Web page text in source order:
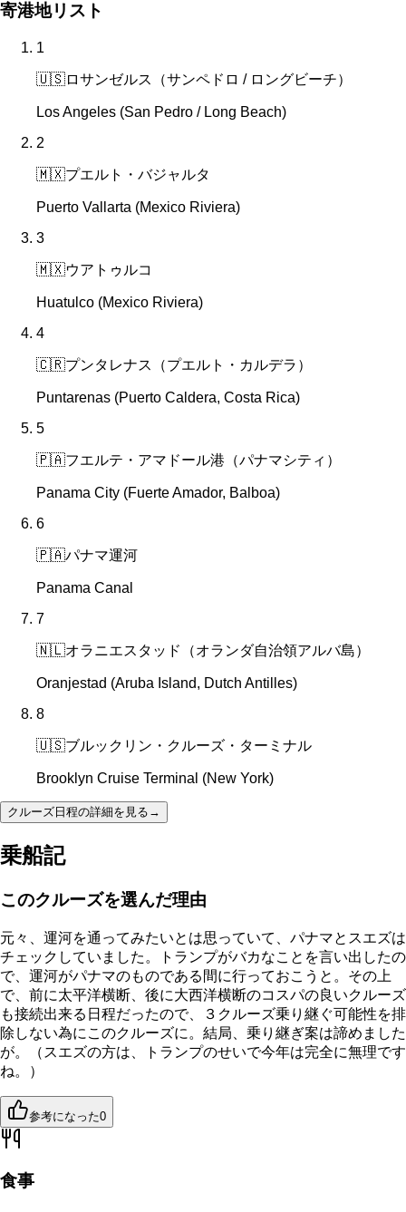
寄港地リスト
1
🇺🇸ロサンゼルス（サンペドロ / ロングビーチ）
Los Angeles (San Pedro / Long Beach)
2
🇲🇽プエルト・バジャルタ
Puerto Vallarta (Mexico Riviera)
3
🇲🇽ウアトゥルコ
Huatulco (Mexico Riviera)
4
🇨🇷プンタレナス（プエルト・カルデラ）
Puntarenas (Puerto Caldera, Costa Rica)
5
🇵🇦フエルテ・アマドール港（パナマシティ）
Panama City (Fuerte Amador, Balboa)
6
🇵🇦パナマ運河
Panama Canal
7
🇳🇱オラニエスタッド（オランダ自治領アルバ島）
Oranjestad (Aruba Island, Dutch Antilles)
8
🇺🇸ブルックリン・クルーズ・ターミナル
Brooklyn Cruise Terminal (New York)
クルーズ日程の詳細を見る →
乗船記
このクルーズを選んだ理由
元々、運河を通ってみたいとは思っていて、パナマとスエズは
チェックしていました。トランプがバカなことを言い出したの
で、運河がパナマのものである間に行っておこうと。その上
で、前に太平洋横断、後に大西洋横断のコスパの良いクルーズ
も接続出来る日程だったので、３クルーズ乗り継ぐ可能性を排
除しない為にこのクルーズに。結局、乗り継ぎ案は諦めました
が。（スエズの方は、トランプのせいで今年は完全に無理です
ね。）
参考になった0
食事